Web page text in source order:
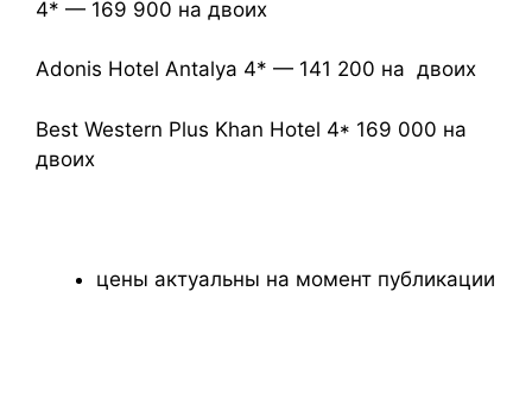
4* — 169 900 на двоих
Adonis Hotel Antalya 4* — 141 200 на двоих
Best Western Plus Khan Hotel 4* 169 000 на
двоих
цены актуальны на момент публикации